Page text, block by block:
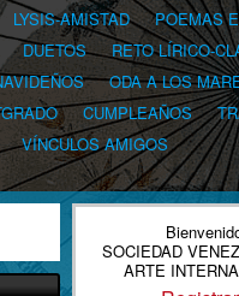
LYSIS-AMISTAD
POEMAS
DUETOS
RETO LÍRICO-
ODA A LOS
CUMPLEAÑOS
VÍNCULOS AMIGOS
SOCIEDAD
ARTE